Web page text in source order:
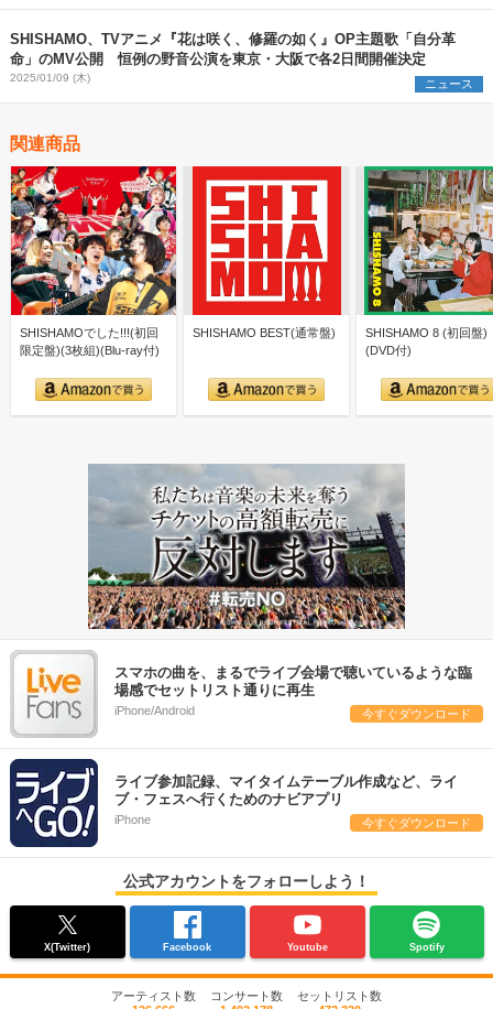
SHISHAMO、TVアニメ『花は咲く、修羅の如く』OP主題歌「自分革
命」のMV公開 恒例の野音公演を東京・大阪で各2日間開催決定
2025/01/09 (木) ニュース
関連商品
SHISHAMOでした!!!(初回
限定盤)(3枚組)(Blu-ray付)
SHISHAMO BEST(通常盤)
SHISHAMO 8 (初回盤)
(DVD付)
スマホの曲を、まるでライブ会場で聴いているような臨
場感でセットリスト通りに再生
iPhone/Android 今すぐダウンロード
ライブ参加記録、マイタイムテーブル作成など、ライ
ブ・フェスへ行くためのナビアプリ
iPhone 今すぐダウンロード
公式アカウントをフォローしよう！
X(Twitter) Facebook Youtube Spotify
アーティスト数
コンサート数
セットリスト数